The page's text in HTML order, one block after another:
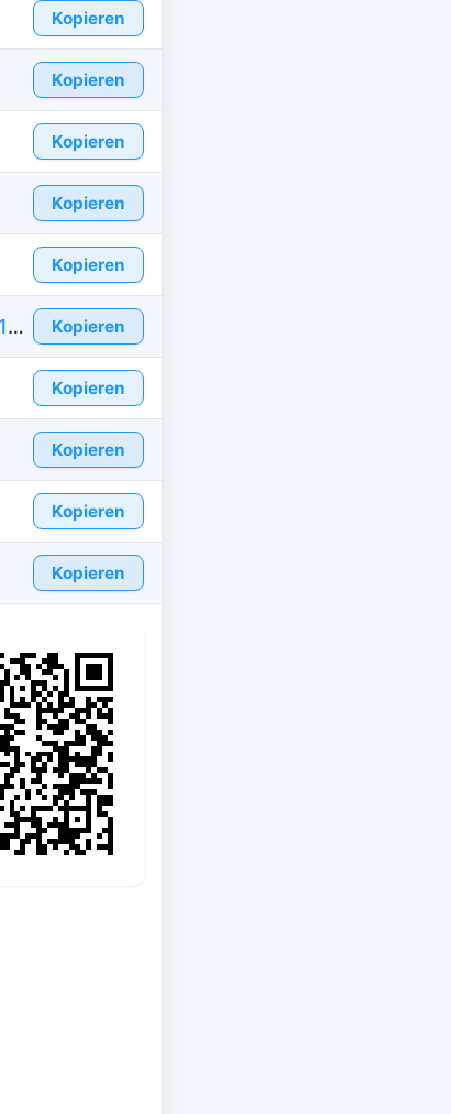
Kopieren
Kopieren
Kopieren
Kopieren
Kopieren
https://de.id-fake.com/fake-id-united-states/4e1339001af44a7421dfdfa72adde364 Kopieren
Kopieren
Kopieren
Kopieren
Kopieren